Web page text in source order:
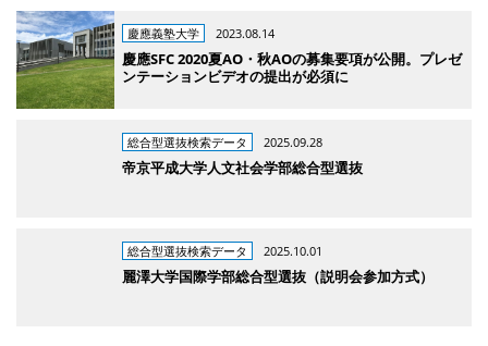
慶應義塾大学 2023.08.14
慶應SFC 2020夏AO・秋AOの募集要項が公開。プレゼ
ンテーションビデオの提出が必須に
総合型選抜検索データ 2025.09.28
帝京平成大学人文社会学部総合型選抜
総合型選抜検索データ 2025.10.01
麗澤大学国際学部総合型選抜（説明会参加方式）